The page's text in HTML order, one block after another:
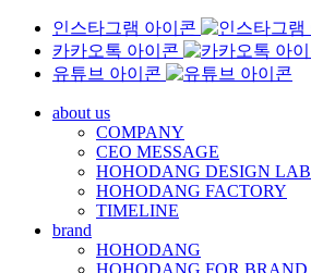
인스타그램 아이콘
카카오톡 아이콘
유튜브 아이콘
about us
COMPANY
CEO MESSAGE
HOHODANG DESIGN LAB
HOHODANG FACTORY
TIMELINE
brand
HOHODANG
HOHODANG FOR BRAND